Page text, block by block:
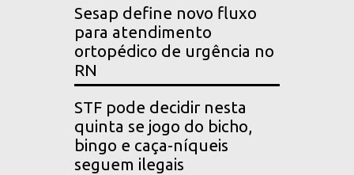
Sesap define novo fluxo
para atendimento
ortopédico de urgência no
RN
STF pode decidir nesta
quinta se jogo do bicho,
bingo e caça-níqueis
seguem ilegais